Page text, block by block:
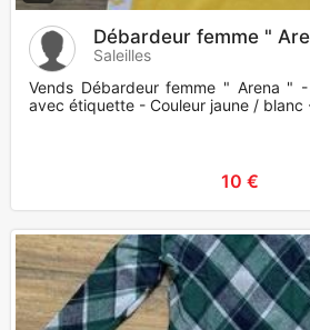
Débardeur femme "
Saleilles
Vends Débardeur femme " Arena "
avec étiquette - Couleur jaune / blanc
10 €